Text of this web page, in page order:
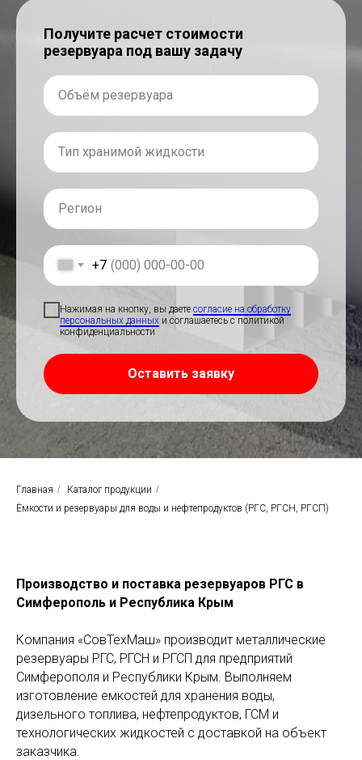
Получите расчет стоимости
резервуара под вашу задачу
+7
Нажимая на кнопку, вы даете согласие на обработку
персональных данных и соглашаетесь c политикой
конфиденциальности
Оставить заявку
Главная / Каталог продукции /
Ёмкости и резервуары для воды и нефтепродуктов (РГС, РГСН, РГСП)
Производство и поставка резервуаров РГС в
Симферополь и Республика Крым
Компания «СовТехМаш» производит металлические
резервуары РГС, РГСН и РГСП для предприятий
Симферополя и Республики Крым. Выполняем
изготовление емкостей для хранения воды,
дизельного топлива, нефтепродуктов, ГСМ и
технологических жидкостей с доставкой на объект
заказчика.